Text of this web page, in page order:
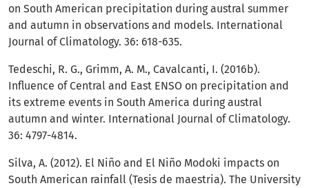
on South American precipitation during austral summer
and autumn in observations and models. International
Journal of Climatology. 36: 618-635.
Tedeschi, R. G., Grimm, A. M., Cavalcanti, I. (2016b).
Influence of Central and East ENSO on precipitation and
its extreme events in South America during austral
autumn and winter. International Journal of Climatology.
36: 4797-4814.
Silva, A. (2012). El Niño and El Niño Modoki impacts on
South American rainfall (Tesis de maestria). The University